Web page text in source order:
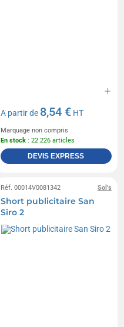
A partir de 8,54 € HT
Marquage non compris
En stock : 22 226 articles
DEVIS EXPRESS
Sol's
Réf. 00014V0081342
Short publicitaire San
Siro 2